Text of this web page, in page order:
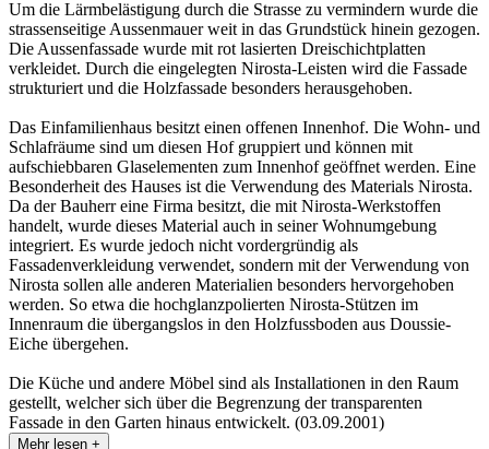
Um die Lärmbelästigung durch die Strasse zu vermindern wurde die
strassenseitige Aussenmauer weit in das Grundstück hinein gezogen.
Die Aussenfassade wurde mit rot lasierten Dreischichtplatten
verkleidet. Durch die eingelegten Nirosta-Leisten wird die Fassade
strukturiert und die Holzfassade besonders herausgehoben.
Das Einfamilienhaus besitzt einen offenen Innenhof. Die Wohn- und
Schlafräume sind um diesen Hof gruppiert und können mit
aufschiebbaren Glaselementen zum Innenhof geöffnet werden. Eine
Besonderheit des Hauses ist die Verwendung des Materials Nirosta.
Da der Bauherr eine Firma besitzt, die mit Nirosta-Werkstoffen
handelt, wurde dieses Material auch in seiner Wohnumgebung
integriert. Es wurde jedoch nicht vordergründig als
Fassadenverkleidung verwendet, sondern mit der Verwendung von
Nirosta sollen alle anderen Materialien besonders hervorgehoben
werden. So etwa die hochglanzpolierten Nirosta-Stützen im
Innenraum die übergangslos in den Holzfussboden aus Doussie-
Eiche übergehen.
Die Küche und andere Möbel sind als Installationen in den Raum
gestellt, welcher sich über die Begrenzung der transparenten
Fassade in den Garten hinaus entwickelt. (03.09.2001)
Mehr lesen +